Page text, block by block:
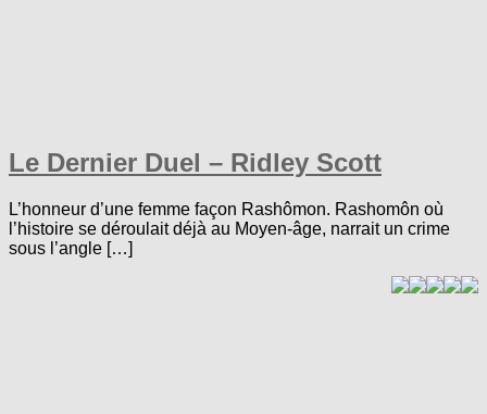
Le Dernier Duel – Ridley Scott
L’honneur d’une femme façon Rashômon. Rashomôn où
l’histoire se déroulait déjà au Moyen-âge, narrait un crime
sous l’angle […]